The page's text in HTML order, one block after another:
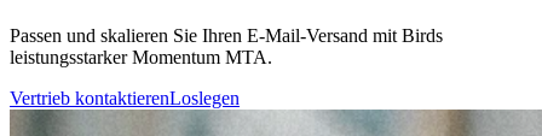
Passen und skalieren Sie Ihren E-Mail-Versand mit Birds
leistungsstarker Momentum MTA.
Vertrieb kontaktierenLoslegen